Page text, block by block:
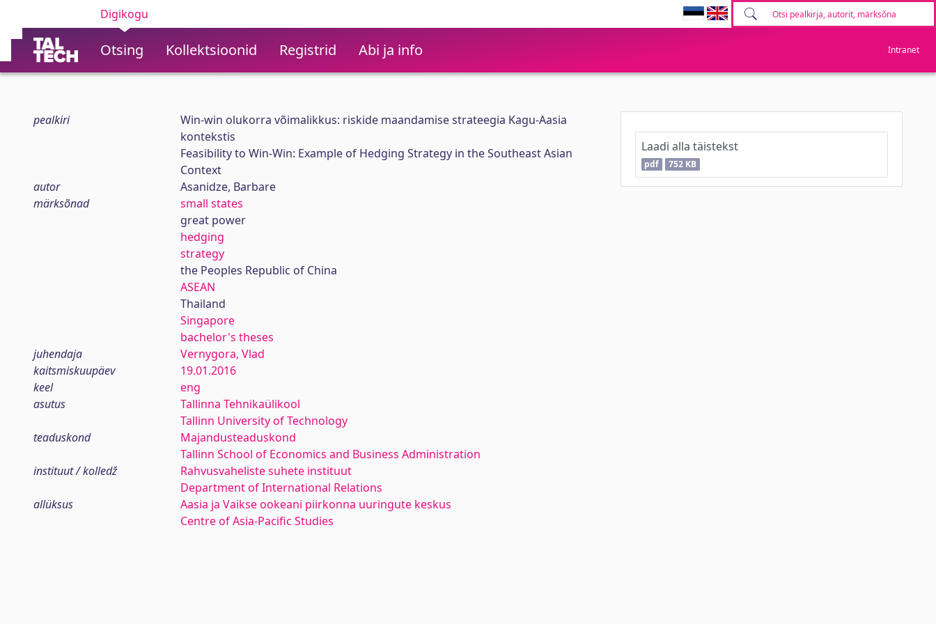
Digikogu
Otsing Kollektsioonid Registrid Abi ja info Intranet
pealkiri
Win-win olukorra võimalikkus: riskide maandamise strateegia Kagu-Aasia
kontekstis
Feasibility to Win-Win: Example of Hedging Strategy in the Southeast Asian
Context
autor
Asanidze, Barbare
märksõnad
small states
great power
hedging
strategy
the Peoples Republic of China
ASEAN
Thailand
Singapore
bachelor's theses
juhendaja
Vernygora, Vlad
kaitsmiskuupäev
19.01.2016
keel
eng
asutus
Tallinna Tehnikaülikool
Tallinn University of Technology
teaduskond
Majandusteaduskond
Tallinn School of Economics and Business Administration
instituut / kolledž
Rahvusvaheliste suhete instituut
Department of International Relations
allüksus
Aasia ja Vaikse ookeani piirkonna uuringute keskus
Centre of Asia-Pacific Studies
Laadi alla täistekst
pdf 752 KB